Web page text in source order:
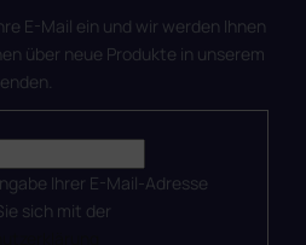
E-Mail ein und wir werden Ihnen
über neue Produkte in unserem
Ihrer E-Mail-Adresse
sich mit der